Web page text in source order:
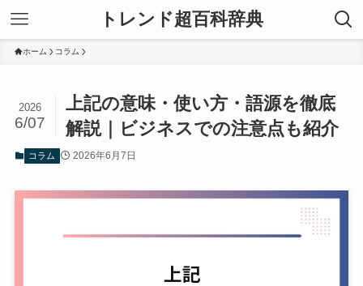
トレンド超百科辞典
ホーム コラム
上記の意味・使い方・語源を徹底
解説｜ビジネスでの注意点も紹介
2026
6/07
コラム 2026年6月7日